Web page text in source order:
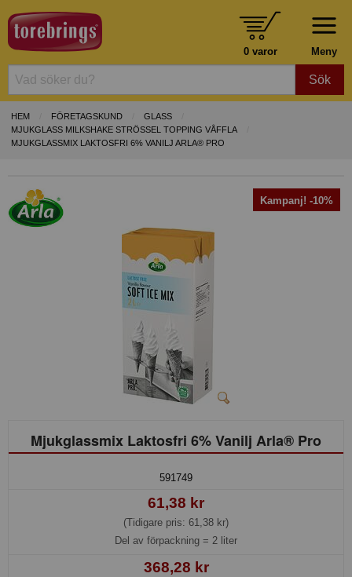
Meny
0 varor
Sök
HEM FÖRETAGSKUND
GLASS
MJUKGLASS MILKSHAKE STRÖSSEL TOPPING VÅFFLA
MJUKGLASSMIX LAKTOSFRI 6% VANILJ ARLA® PRO
Kampanj! -10%
Mjukglassmix Laktosfri 6% Vanilj Arla® Pro
591749
61,38 kr
(Tidigare pris: 61,38 kr)
Del av förpackning = 2 liter
368,28 kr